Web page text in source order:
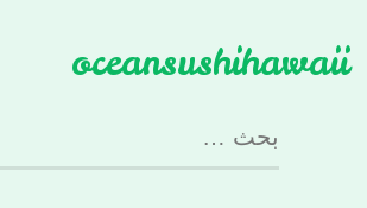
to
oceansushihawaii
البحث
عن: